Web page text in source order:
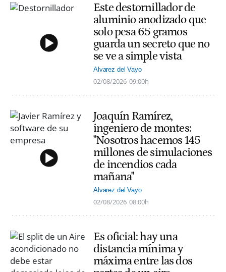
Este destornillador de
aluminio anodizado que
solo pesa 65 gramos
guarda un secreto que no
se ve a simple vista
Alvarez del Vayo
02/08/2026 09:00h
Joaquín Ramírez,
ingeniero de montes:
"Nosotros hacemos 145
millones de simulaciones
de incendios cada
mañana"
Alvarez del Vayo
02/08/2026 08:00h
Es oficial: hay una
distancia mínima y
máxima entre las dos